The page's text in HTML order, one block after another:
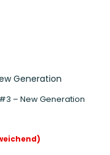
Generation
– New Generation